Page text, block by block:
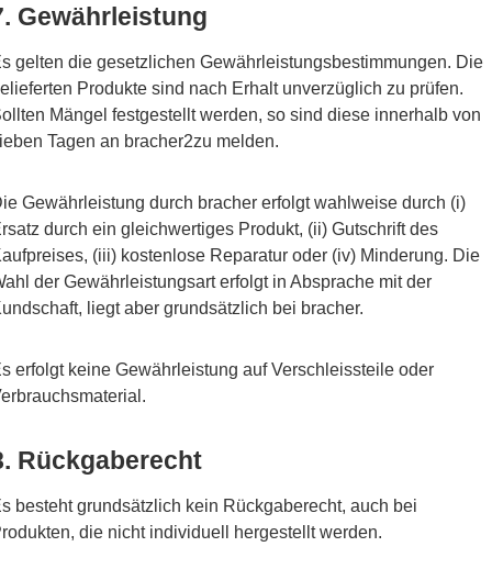
Gewährleistung
gelten die gesetzlichen Gewährleistungsbestimmungen. Die
Produkte sind nach Erhalt unverzüglich zu prüfen.
Mängel festgestellt werden, so sind diese innerhalb von
Tagen an bracher2zu melden.
Gewährleistung durch bracher erfolgt wahlweise durch (i)
durch ein gleichwertiges Produkt, (ii) Gutschrift des
(iii) kostenlose Reparatur oder (iv) Minderung. Die
der Gewährleistungsart erfolgt in Absprache mit der
liegt aber grundsätzlich bei bracher.
erfolgt keine Gewährleistung auf Verschleissteile oder
Rückgaberecht
besteht grundsätzlich kein Rückgaberecht, auch bei
die nicht individuell hergestellt werden.